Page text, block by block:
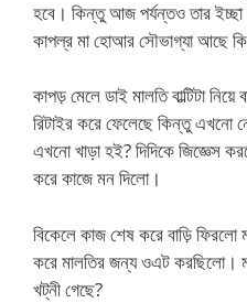
হবে। কিন্তু আজ পর্যন্তও তার
কাপল্র মা হোআর সৌভাগ্যা আছে
কাপড় মেলে ডাই মালতি বাল্টিটা
রিটাইর করে ফেলেছে কিন্তু এখনো
এখনো খাড়া হই? দিদিকে জিজ্ঞেস
করে কাজে মন দিলো।
বিকেলে কাজ শেষ করে বাড়ি ফিরলো
করে মালতির জন্য ওএট করছিলো।
খট্নী গেছে?